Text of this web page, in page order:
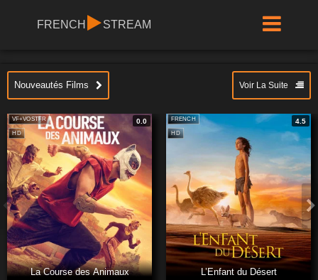
FRENCH STREAM
Nouveautés Films Voir La Suite
HD
VF+VOSTFR 0.0
La Course des Animaux
HD
FRENCH 4.5
L’Enfant du Désert